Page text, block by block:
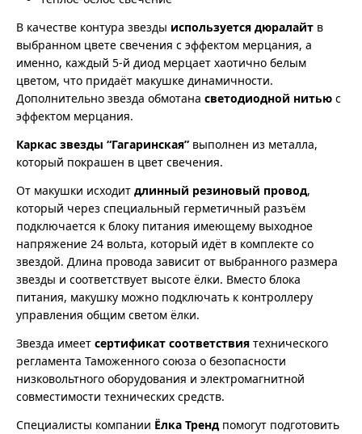
В качестве контура звезды используется дюралайт в
выбранном цвете свечения с эффектом мерцания, а
именно, каждый 5-й диод мерцает хаотично белым
цветом, что придаёт макушке динамичности.
Дополнительно звезда обмотана светодиодной нитью с
эффектом мерцания.
Каркас звезды “Гагаринская” выполнен из металла,
который покрашен в цвет свечения.
От макушки исходит длинный резиновый провод,
который через специальный герметичный разъём
подключается к блоку питания имеющему выходное
напряжение 24 вольта, который идёт в комплекте со
звездой. Длина провода зависит от выбранного размера
звезды и соответствует высоте ёлки. Вместо блока
питания, макушку можно подключать к контроллеру
управления общим светом ёлки.
Звезда имеет сертификат соответствия технического
регламента Таможенного союза о безопасности
низковольтного оборудования и электромагнитной
совместимости технических средств.
Специалисты компании Ёлка Трендпомогут подготовить